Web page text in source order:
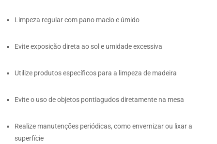
Limpeza regular com pano macio e úmido
Evite exposição direta ao sol e umidade excessiva
Utilize produtos específicos para a limpeza de madeira
Evite o uso de objetos pontiagudos diretamente na mesa
Realize manutenções periódicas, como envernizar ou lixar a
superfície